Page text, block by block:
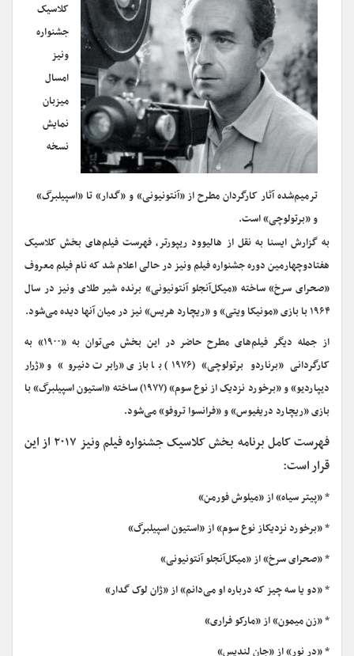
کلاسیک
جشنواره
ونیز
امسال
میزبان
نمایش
نسخه
ترمیم‌شده آثار کارگردان مطرح از «آنتونیونی» و «گدار» تا «اسپیلبرگ»
و «برتولوچی» است.
به گزارش ایسنا به نقل از هالیوود ریپورتر، فهرست فیلم‌های بخش کلاسیک
هفتادوچهارمین دوره جشنواره فیلم ونیز در حالی اعلام شد که نام فیلم معروف
«صحرای سرخ» ساخته «میکل‌آنجلو آنتونیونی» برنده شیر طلای ونیز در سال
۱۹۶۴ با بازی «مونیکا ویتی» و «ریچارد هریس» نیز در میان آنها دیده می‌شود.
از جمله دیگر فیلم‌های مطرح حاضر در این بخش می‌توان به «۱۹۰۰» به
کارگردانی «برناردو برتولوچی» (۱۹۷۶) با بازی «رابرت دنیرو» و «ژرار
دیپاردیو» و «برخورد نزدیک از نوع سوم» (۱۹۷۷) ساخته «استیون اسپیلبرگ» با
بازی «ریچارد دریفیوس» و «فرانسوا تروفو» می‌شود.
فهرست کامل برنامه بخش کلاسیک جشنواره فیلم ونیز ۲۰۱۷ از این
قرار است:
* «پیتر سیاه» از «میلوش فورمن»
* «برخورد نزدیکاز نوع سوم» از «استیون اسپیلبرگ»
* «صحرای سرخ» از «میکل‌آنجلو آنتونیونی»
* «دو یا سه چیز که درباره او می‌دانم» از «ژان لوک گدار»
* «زن میمون» از «مارکو فراری»
* «در نور» از «جان لندیس»